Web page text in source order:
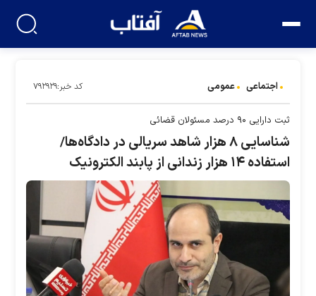
اجتماعی عمومی کد خبر:۷۹۲۹۲۹
ثبت دارایی ۹۰ درصد مسئولان قضائی
شناسایی ۸ هزار شاهد سریالی در دادگاه‌ها/
استفاده ۱۴ هزار زندانی از پابند الکترونیک